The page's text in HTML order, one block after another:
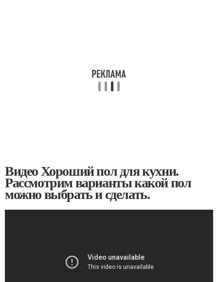
Видео Хороший пол для кухни.
Рассмотрим варианты какой пол
можно выбрать и сделать.